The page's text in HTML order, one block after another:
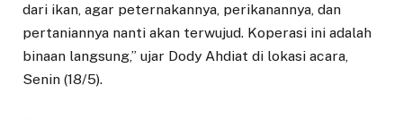
dari ikan, agar peternakannya, perikanannya, dan
pertaniannya nanti akan terwujud. Koperasi ini adalah
binaan langsung,” ujar Dody Ahdiat di lokasi acara,
Senin (18/5).